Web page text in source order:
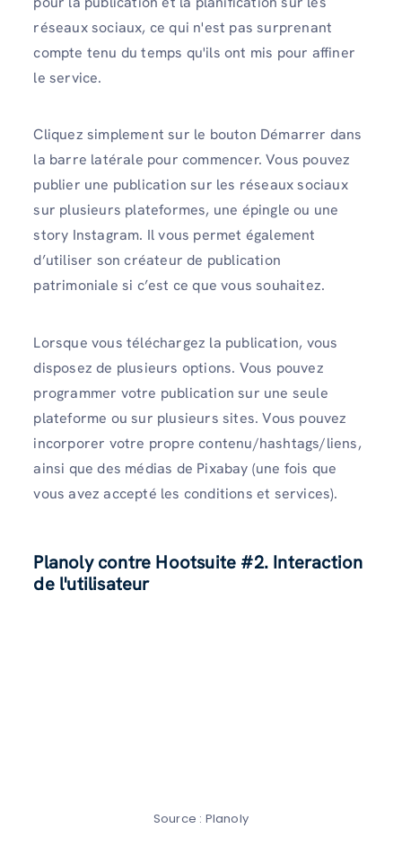
réseaux sociaux, ce qui n'est pas surprenant
compte tenu du temps qu'ils ont mis pour affiner
le service.
Cliquez simplement sur le bouton Démarrer dans
la barre latérale pour commencer. Vous pouvez
publier une publication sur les réseaux sociaux
sur plusieurs plateformes, une épingle ou une
story Instagram. Il vous permet également
d’utiliser son créateur de publication
patrimoniale si c’est ce que vous souhaitez.
Lorsque vous téléchargez la publication, vous
disposez de plusieurs options. Vous pouvez
programmer votre publication sur une seule
plateforme ou sur plusieurs sites. Vous pouvez
incorporer votre propre contenu/hashtags/liens,
ainsi que des médias de Pixabay (une fois que
vous avez accepté les conditions et services).
Planoly contre Hootsuite #2. Interaction
de l'utilisateur
Source : Planoly